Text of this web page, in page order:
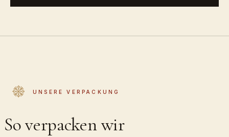
UNSERE VERPACKUNG
So verpacken wir